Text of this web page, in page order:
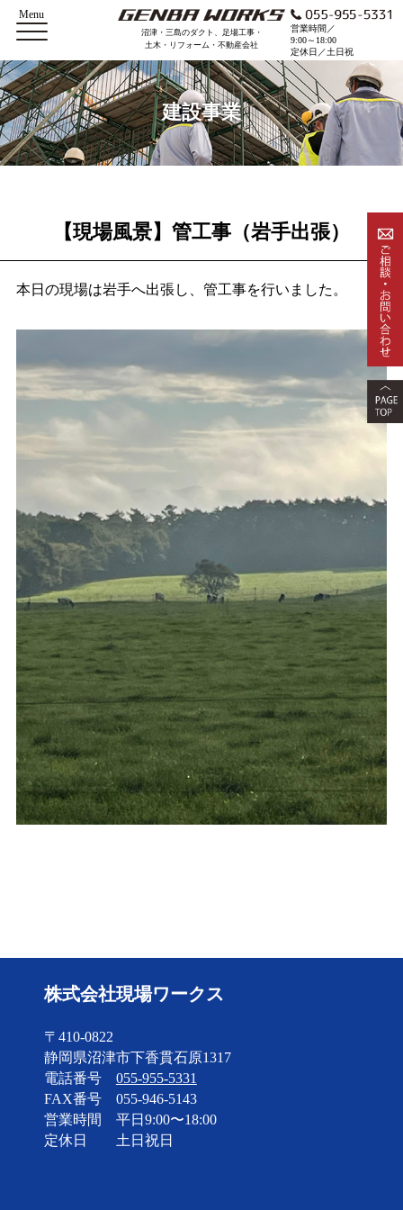
Menu
沼津・三島のダクト、足場工事・
土木・リフォーム・不動産会社
営業時間／
9:00～18:00
定休日／土日祝
建設事業
【現場風景】管工事（岩手出張）
本日の現場は岩手へ出張し、管工事を行いました。
株式会社現場ワークス
〒410-0822
静岡県沼津市下香貫石原1317
電話番号 055-955-5331
FAX番号 055-946-5143
営業時間 平日9:00〜18:00
定休日 土日祝日